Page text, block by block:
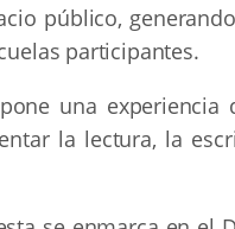
público,
participantes.
una
la lectura, la